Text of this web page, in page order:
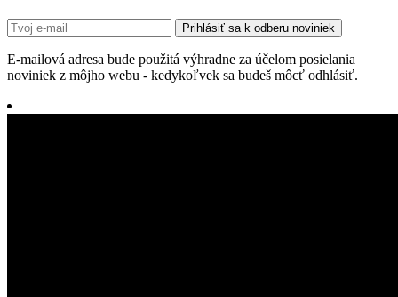
E-mailová adresa bude použitá výhradne za účelom posielania
noviniek z môjho webu - kedykoľvek sa budeš môcť odhlásiť.